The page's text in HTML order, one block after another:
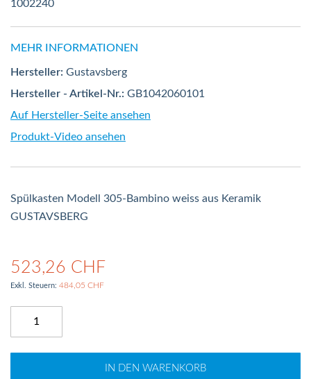
1002240
MEHR INFORMATIONEN
Hersteller: Gustavsberg
Hersteller - Artikel-Nr.: GB1042060101
Auf Hersteller-Seite ansehen
Produkt-Video ansehen
Spülkasten Modell 305-Bambino weiss aus Keramik
GUSTAVSBERG
523,26 CHF
484,05 CHF
IN DEN WARENKORB